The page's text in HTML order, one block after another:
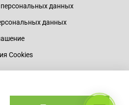
данных
данных
Cookies